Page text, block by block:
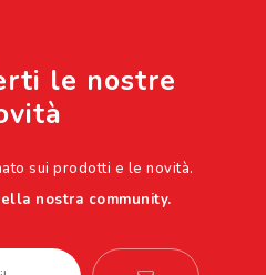
le nostre
sui prodotti e le novità.
nostra community.